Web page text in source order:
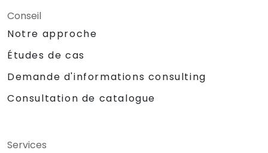
Conseil
Notre approche
Études de cas
Demande d'informations consulting
Consultation de catalogue
Services